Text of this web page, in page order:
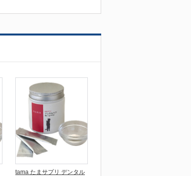
tama たまサプリ デンタル